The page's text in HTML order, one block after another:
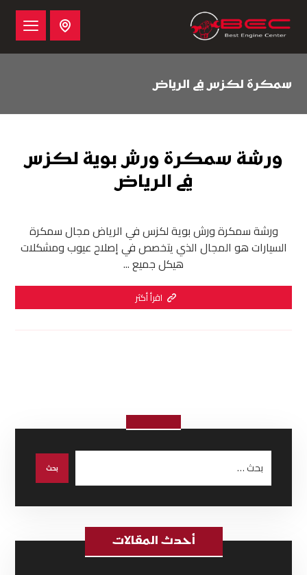
سمكرة لكزس في الرياض
ورشة سمكرة ورش بوية لكزس
في الرياض
ورشة سمكرة ورش بوية لكزس في الرياض مجال سمكرة
السيارات هو المجال الذي يتخصص في إصلاح عيوب ومشكلات
هيكل جميع ...
اقرأ أكثر
أحدث المقالات